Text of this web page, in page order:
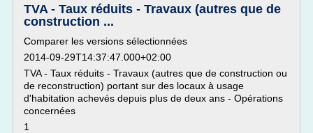
TVA - Taux réduits - Travaux (autres que de
construction ...
Comparer les versions sélectionnées
2014-09-29T14:37:47.000+02:00
TVA - Taux réduits - Travaux (autres que de construction ou
de reconstruction) portant sur des locaux à usage
d'habitation achevés depuis plus de deux ans - Opérations
concernées
1